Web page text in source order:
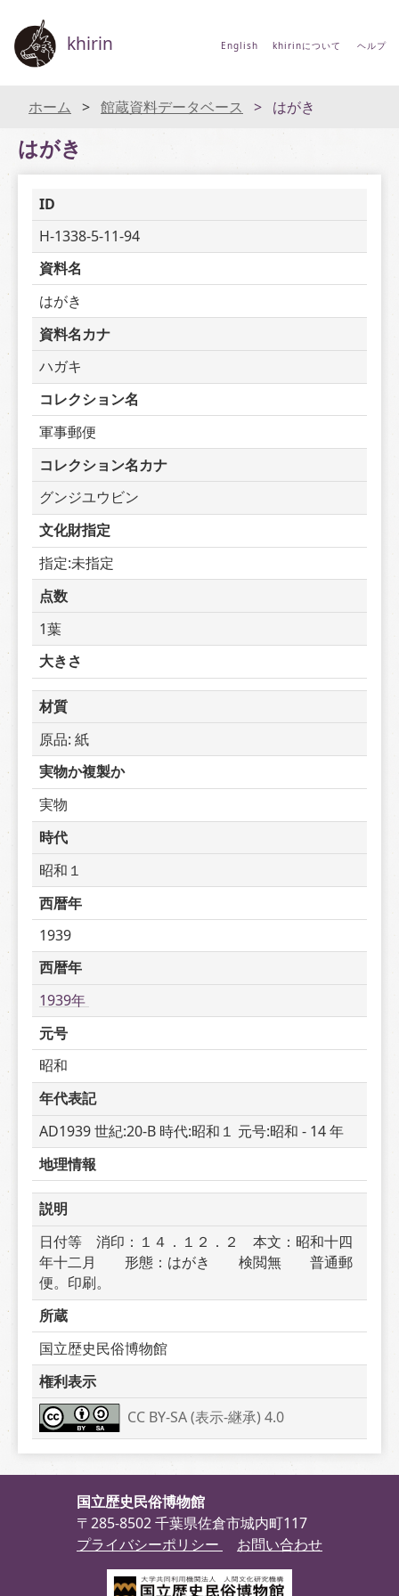
khirin English khirinについて ヘルプ
ホーム 館蔵資料データベース はがき
はがき
ID
H-1338-5-11-94
資料名
はがき
資料名カナ
ハガキ
コレクション名
軍事郵便
コレクション名カナ
グンジユウビン
文化財指定
指定:未指定
点数
1葉
大きさ
材質
原品: 紙
実物か複製か
実物
時代
昭和１
西暦年
1939
西暦年
1939年
元号
昭和
年代表記
AD1939 世紀:20-B 時代:昭和１ 元号:昭和 - 14 年
地理情報
説明
日付等　消印：１４．１２．２　本文：昭和十四
年十二月　　形態：はがき　　検閲無　　普通郵
便。印刷。
所蔵
国立歴史民俗博物館
権利表示
CC BY-SA (表示-継承) 4.0
国立歴史民俗博物館
〒285-8502 千葉県佐倉市城内町117
プライバシーポリシー
お問い合わせ